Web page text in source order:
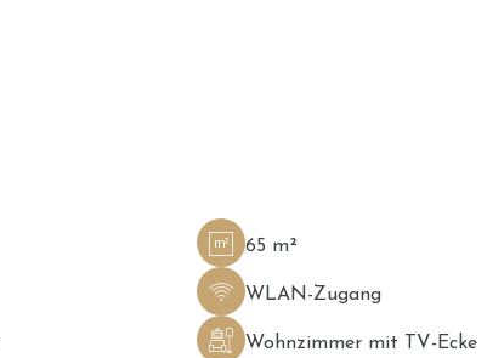
65 m²
WLAN-Zugang
Wohnzimmer mit TV-Ecke